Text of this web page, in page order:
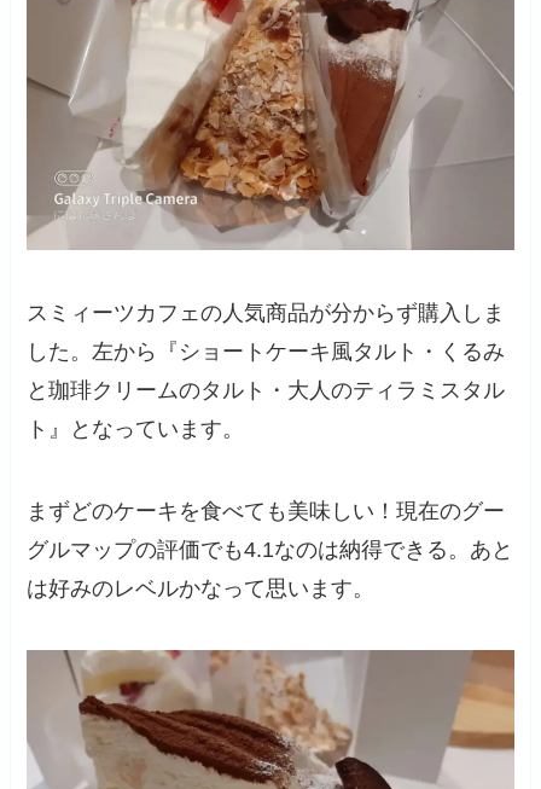
スミィーツカフェの人気商品が分からず購入しま
した。左から『 ショートケーキ風タルト・くるみ
と珈琲クリームのタルト・大人のティラミスタル
ト 』となっています。
まずどのケーキを食べても美味しい！現在のグー
グルマップの評価でも4.1なのは納得できる。あと
は好みのレベルかなって思います。